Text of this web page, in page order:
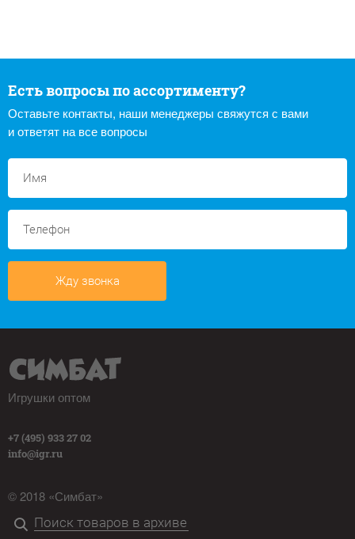
Есть вопросы по ассортименту?
Оставьте контакты, наши менеджеры свяжутся с вами
и ответят на все вопросы
Жду звонка
Игрушки оптом
+7 (495) 933 27 02
info@igr.ru
© 2018 «Симбат»